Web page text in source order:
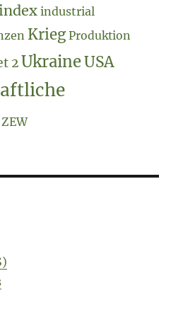
industrial
Krieg Produktion
2 Ukraine USA
ZEW